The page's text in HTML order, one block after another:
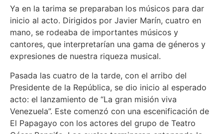
Ya en la tarima se preparaban los músicos para dar
inicio al acto. Dirigidos por Javier Marín, cuatro en
mano, se rodeaba de importantes músicos y
cantores, que interpretarían una gama de géneros y
expresiones de nuestra riqueza musical.
Pasada las cuatro de la tarde, con el arribo del
Presidente de la República, se dio inicio al esperado
acto: el lanzamiento de “La gran misión viva
Venezuela”. Este comenzó con una escenificación de
El Papagayo con los actores del grupo de Teatro